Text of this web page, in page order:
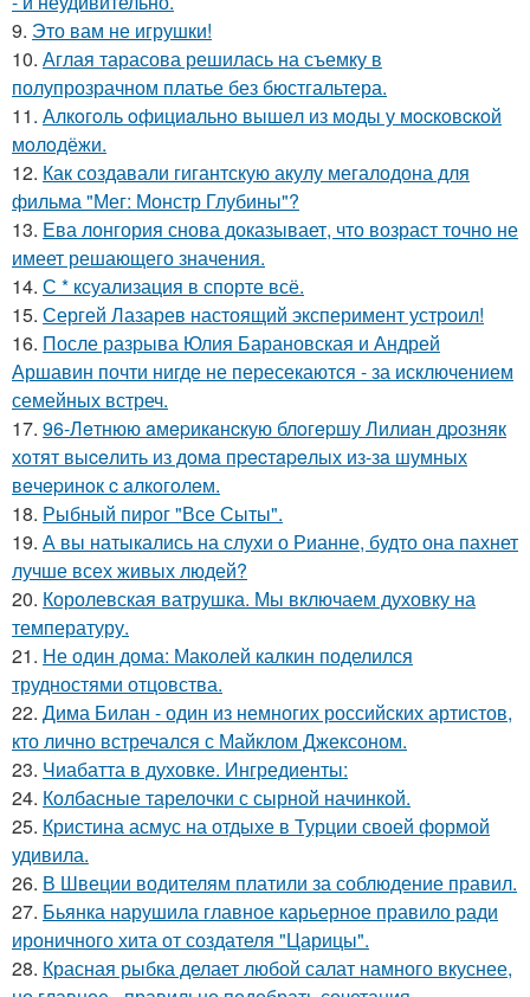
9. Это вам не игрушки!
10. Аглая тарасова решилась на съемку в
полупрозрачном платье без бюстгальтера.
11. Алкoгoль oфициaльнo вышeл из мoды у мocкoвcкoй
мoлoдёжи.
12. Как создавали гигантскую акулу мегалодона для
фильма "Мег: Монстр Глубины"?
13. Ева лонгория снова доказывает, что возраст точно не
имеет решающего значения.
14. С * ксуализация в спорте всё.
15. Сергей Лазарев настоящий эксперимент устроил!
16. После разрыва Юлия Барановская и Андрей
Аршавин почти нигде не пересекаются - за исключением
семейных встреч.
17. 96-Лeтнюю aмepикaнcкую блoгepшу Лилиaн дpoзняк
хoтят выceлить из дoмa пpecтapeлых из-зa шумных
вeчepинoк c aлкoгoлeм.
18. Рыбный пирог "Все Сыты".
19. А вы натыкались на слухи о Рианне, будто она пахнет
лучше всех живых людей?
20. Королевская ватрушка. Мы включаем духовку на
температуру.
21. Не один дома: Маколей калкин поделился
трудностями отцовства.
22. Дима Билан - один из немногих российских артистов,
кто лично встречался с Майклом Джексоном.
23. Чиабатта в духовке. Ингредиенты:
24. Колбасные тарелочки с сырной начинкой.
25. Кристина асмус на отдыхе в Турции своей формой
удивила.
26. В Швеции водителям платили за соблюдение правил.
27. Бьянка нарушила главное карьерное правило ради
ироничного хита от создателя "Царицы".
28. Красная рыбка делает любой салат намного вкуснее,